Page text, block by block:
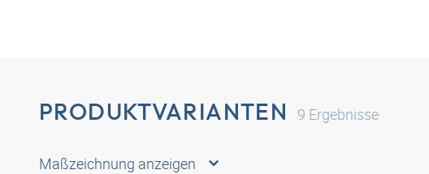
PRODUKTVARIANTEN 9 Ergebnisse
Maßzeichnung anzeigen